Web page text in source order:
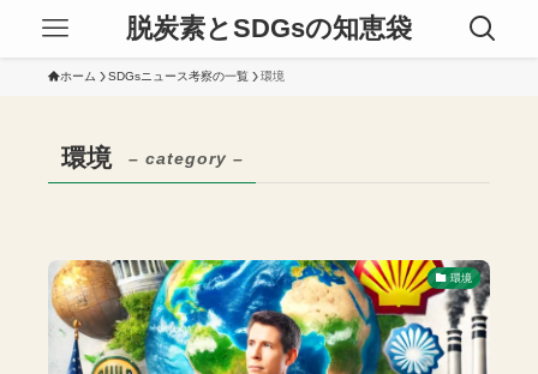
脱炭素とSDGsの知恵袋
ホーム SDGsニュース考察の一覧 環境
環境 – category –
環境